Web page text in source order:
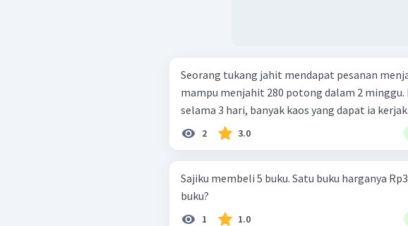
Seorang tukang jahit mendapat pesanan
mampu menjahit 280 potong dalam 2 minggu.
selama 3 hari, banyak kaos yang dapat ia
2 3.0
Sajiku membeli 5 buku. Satu buku harganya
buku?
1 1.0